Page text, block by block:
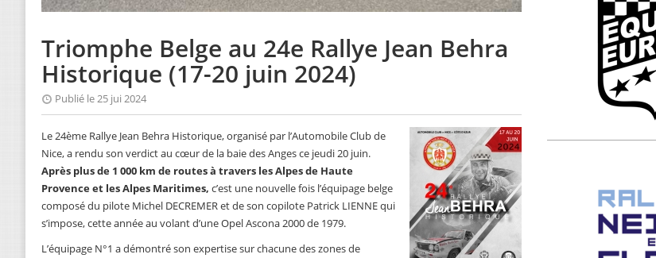
Triomphe Belge au 24e Rallye Jean Behra
Historique (17-20 juin 2024)
Publié le 25 jui 2024
Le 24ème Rallye Jean Behra Historique, organisé par l’Automobile Club de
Nice, a rendu son verdict au cœur de la baie des Anges ce jeudi 20 juin.
Après plus de 1 000 km de routes à travers les Alpes de Haute
Provence et les Alpes Maritimes, c’est une nouvelle fois l’équipage belge
composé du pilote Michel DECREMER et de son copilote Patrick LIENNE qui
s’impose, cette année au volant d’une Opel Ascona 2000 de 1979.
L’équipage N°1 a démontré son expertise sur chacune des zones de